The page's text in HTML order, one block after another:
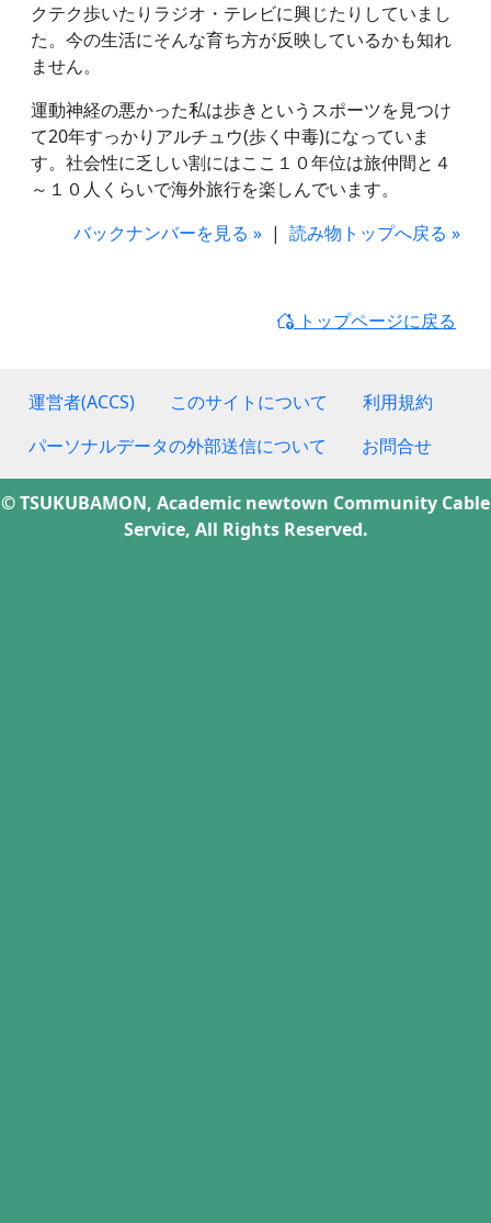
クテク歩いたりラジオ・テレビに興じたりしていまし
た。今の生活にそんな育ち方が反映しているかも知れ
ません。
運動神経の悪かった私は歩きというスポーツを見つけ
て20年すっかりアルチュウ(歩く中毒)になっていま
す。社会性に乏しい割にはここ１０年位は旅仲間と４
～１０人くらいで海外旅行を楽しんでいます。
バックナンバーを見る » | 読み物トップへ戻る »
トップページに戻る
運営者(ACCS) このサイトについて
利用規約
パーソナルデータの外部送信について
お問合せ
© TSUKUBAMON, Academic newtown Community Cable
Service, All Rights Reserved.